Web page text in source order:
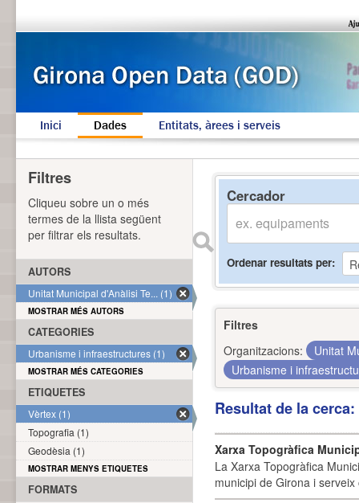
Inici Dades Entitats, àrees i serveis
Cercador
Ordenar resultats per
Filtres
Organitzacions:
Unitat
Urbanisme i
Resultat de la
Xarxa Topogràfica
La Xarxa Topogràfica
municipi de Girona i
Filtres
Cliqueu sobre un o més
termes de la llista següent
per filtrar els resultats.
AUTORS
Unitat Municipal d'Anàlisi Te... (1)
MOSTRAR MÉS AUTORS
CATEGORIES
Urbanisme i infraestructures (1)
MOSTRAR MÉS CATEGORIES
ETIQUETES
Vèrtex (1)
Topografia (1)
Geodèsia (1)
MOSTRAR MENYS ETIQUETES
FORMATS